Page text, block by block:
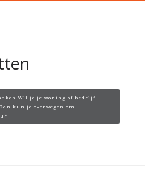
Wil je je woning of bedrijf
kun je overwegen om